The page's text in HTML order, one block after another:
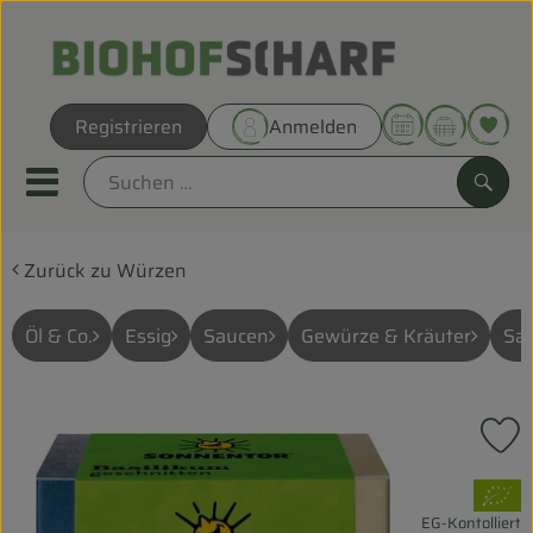
Registrieren Anmelden
Mobiles Menu öffnen oder
Direkt vom Hof
Biokörbe
UNSERE BIOKÖRBE
Zurück zu Würzen
Öl & Co. Essig Saucen Gewürze & Kräuter
, Verband:
EG-Kontolliert